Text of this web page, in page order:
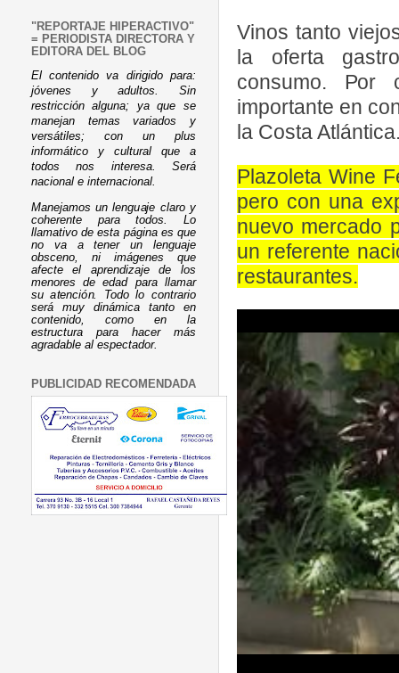
Vinos tanto
la oferta
consumo. Por
importante en
la Costa
Plazoleta Wine
pero con una
nuevo mercado
un referente
restaurantes.
"REPORTAJE HIPERACTIVO"
= PERIODISTA DIRECTORA Y
EDITORA DEL BLOG
El contenido va dirigido para:
jóvenes y adultos. Sin
restricción alguna; ya que se
manejan temas variados y
versátiles; con un plus
informático y cultural que a
todos nos interesa. Será
nacional e internacional.
Manejamos un lenguaje claro y
coherente para todos. Lo
llamativo de esta página es que
no va a tener un lenguaje
obsceno, ni imágenes que
afecte el aprendizaje de los
menores de edad para llamar
su atención. Todo lo contrario
será muy dinámica tanto en
contenido, como en la
estructura para hacer más
agradable al espectador.
PUBLICIDAD RECOMENDADA